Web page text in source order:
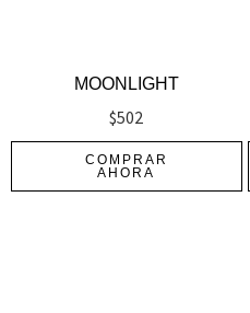
MOONLIGHT
$502
COMPRAR
AHORA